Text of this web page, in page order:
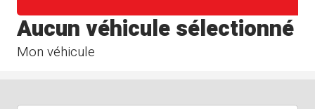
Mon véhicule
Aucun véhicule sélectionné